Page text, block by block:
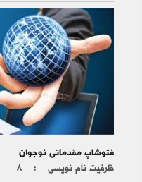
فتوشاپ مقدماتی نوجوان
ظرفیت نام نویسی : ۸